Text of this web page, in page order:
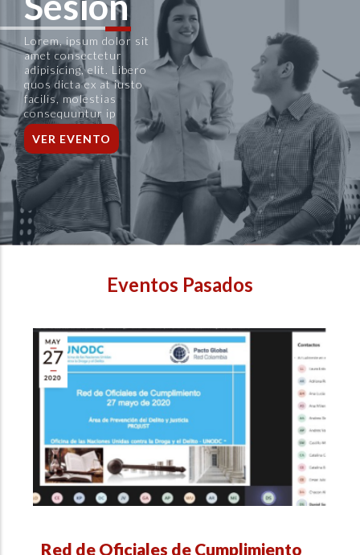
Lorem, ipsum dolor sit
amet consectetur
adipisicing, elit. Libero
quos dicta ex at iusto
facilis, molestias
consequuntur ip
VER EVENTO
Eventos Pasados
Red de Oficiales de Cumplimiento